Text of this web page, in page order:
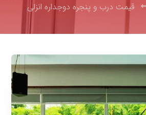
قیمت درب و پنجره دوجداره انزلی